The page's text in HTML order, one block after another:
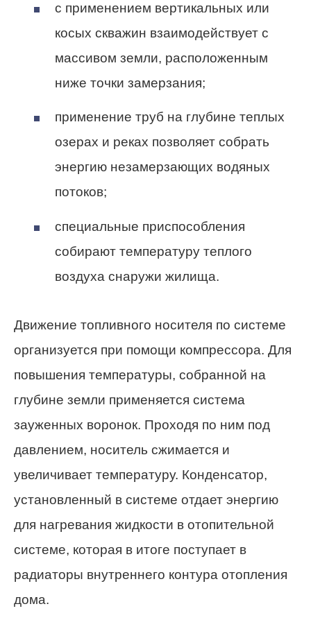
с применением вертикальных или
косых скважин взаимодействует с
массивом земли, расположенным
ниже точки замерзания;
применение труб на глубине теплых
озерах и реках позволяет собрать
энергию незамерзающих водяных
потоков;
специальные приспособления
собирают температуру теплого
воздуха снаружи жилища.
Движение топливного носителя по системе
организуется при помощи компрессора. Для
повышения температуры, собранной на
глубине земли применяется система
зауженных воронок. Проходя по ним под
давлением, носитель сжимается и
увеличивает температуру. Конденсатор,
установленный в системе отдает энергию
для нагревания жидкости в отопительной
системе, которая в итоге поступает в
радиаторы внутреннего контура отопления
дома.